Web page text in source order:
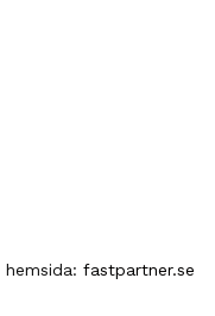
fastpartner.se